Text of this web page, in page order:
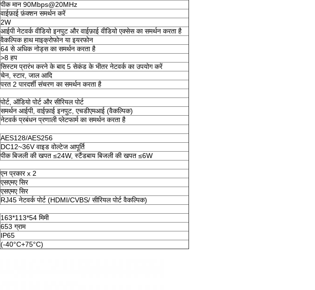
पीक मान 90Mbps@20MHz
वाईफ़ाई फ़ंक्शन समर्थन करें
2W
आईपी नेटवर्क वीडियो इनपुट और वाईफ़ाई वीडियो एक्सेस का समर्थन करता है
वैकल्पिक हाथ माइक्रोफोन या इयरफोन
64 से अधिक नोड्स का समर्थन करता है
>8 हप
सिस्टम प्रारंभ करने के बाद 5 सेकंड के भीतर नेटवर्क का उपयोग करें
चेन, स्टार, जाल आदि
परत 2 पारदर्शी संचरण का समर्थन करता है
पोर्ट, ऑडियो पोर्ट और सीरियल पोर्ट
समर्थन आईपी, वाईफ़ाई इनपुट, एचडीएमआई (वैकल्पिक)
नेटवर्क प्रबंधन प्रणाली प्लेटफार्म का समर्थन करता है
AES128/AES256
DC12~36V वाइड वोल्टेज आपूर्ति
पीक बिजली की खपत ≤24W, स्टैंडबाय बिजली की खपत ≤6W
एन प्रकार x 2
एसएमए सिर
एसएमए सिर
RJ45 नेटवर्क पोर्ट (HDMI/CVBS/ सीरियल पोर्ट वैकल्पिक)
163*113*54 मिमी
653 ग्राम
IP65
(-40°C+75°C)